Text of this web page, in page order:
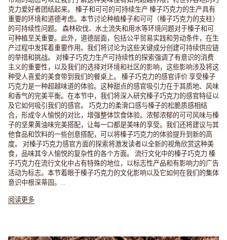
克力爱好者团结起来。 榛子和可可的可持续生产 榛子巧克力的生产具有
重要的环境和道德考虑。本节讨论种植榛子和可可（榛子巧克力的支柱）
的可持续性问题。 森林砍伐、水土流失和用水等环境问题对于榛子和可
可种植至关重要。此外，道德层面，包括公平贸易实践和劳动条件，在生
产过程中发挥着重要作用。我们将讨论为这些关键成分创建可持续供应链
的举措和挑战。 对榛子巧克力生产可持续性的探索强调了有意识的消费
主义的重要性，以及我们的选择对环境和社区的影响，这些影响涉及将这
种受人喜爱的美食带到我们的餐桌上。 榛子巧克力的感官评价 享受榛子
巧克力是一种超越味道的体验。这种甜点的感官吸引力在于其质地、风味
和香气的完美平衡。在本节中，我们将深入研究榛子巧克力的感官特征以
及它如何吸引我们的感官。 巧克力的柔滑口感与榛子的松脆质感相结
合，形成令人愉悦的对比，增强整体饮食体验。浓郁浓郁的可可风味与榛
子的坚果黄油味完美搭配，让每一口都是美味的享受。我们还将建议与其
他食品和饮料的一些创意搭配，可以将榛子巧克力的体验提升到新的高
度。 对榛子巧克力感官方面的探索将激发读者以全新的视角欣赏这种美
食，品味其令人愉悦的复杂性的各个方面。 流行文化中的榛子巧克力 榛
子巧克力在流行文化中占有特殊的地位，以标志性产品和有影响力的广告
活动为标志。本节着眼于榛子巧克力的文化影响以及它如何在我们的集体
意识中根深蒂固。...
阅读更多